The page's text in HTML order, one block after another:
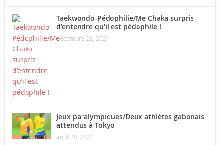
Taekwondo-Pédophilie/Me Chaka surpris
d’entendre qu’il est pédophile !
décembre 22, 2021
Jeux paralympiques/Deux athlètes gabonais
attendus à Tokyo
août 20, 2021